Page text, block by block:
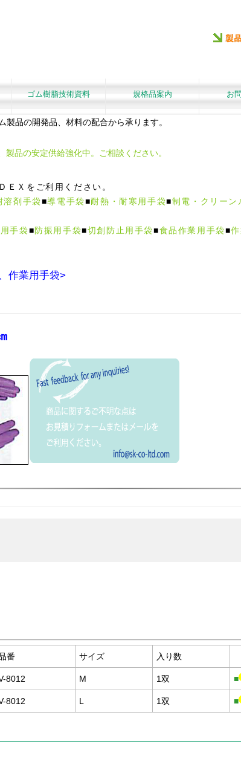
ゴム樹脂技術資料 規格品案内 お
品の開発品、材料の配合から承ります。
品の安定供給強化中。ご相談ください。
ＥＸをご利用ください。
溶剤手袋■導電手袋■耐熱・耐寒用手袋■制電・クリーン
手袋■防振用手袋■切創防止用手袋■食品作業用手袋■
作業用手袋>
番 サイズ 入り数
8012 M 1双 ■
8012 L 1双 ■